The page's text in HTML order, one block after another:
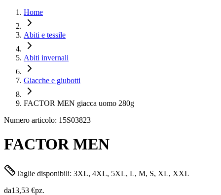
Home
Abiti e tessile
Abiti invernali
Giacche e giubotti
FACTOR MEN giacca uomo 280g
Numero articolo: 15S03823
FACTOR MEN
Taglie disponibili: 3XL, 4XL, 5XL, L, M, S, XL, XXL
da13,53 €pz.